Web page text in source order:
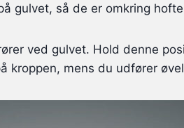
gulvet, så de er omkring
ved gulvet. Hold denne
mens du udfører